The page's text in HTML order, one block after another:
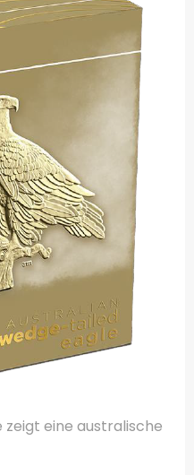
zeigt eine australische